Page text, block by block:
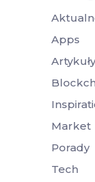
Apps
Artykuły
Market
Porady
Tech